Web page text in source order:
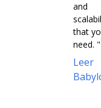
and
that
need. "
Leer